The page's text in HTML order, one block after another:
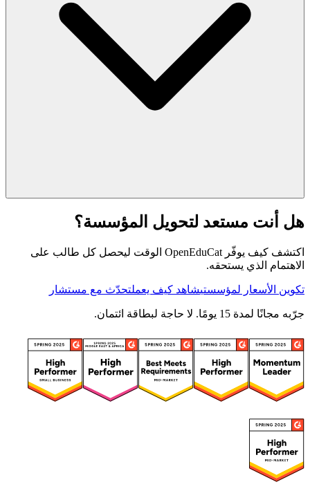
هل أنت مستعد لتحويل المؤسسة؟
اكتشف كيف يوفّر OpenEduCat الوقت ليحصل كل طالب على
الاهتمام الذي يستحقه.
تكوين الأسعار لمؤسستيشاهد كيف يعملتحدّث مع مستشار
جرّبه مجانًا لمدة 15 يومًا. لا حاجة لبطاقة ائتمان.